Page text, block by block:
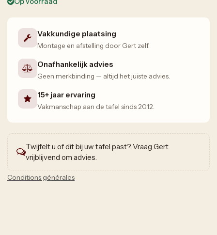
Vakkundige plaatsing
Montage en afstelling door Gert zelf.
Onafhankelijk advies
Geen merkbinding — altijd het juiste advies.
15+ jaar ervaring
Vakmanschap aan de tafel sinds 2012.
Twijfelt u of dit bij uw tafel past? Vraag Gert
vrijblijvend om advies.
Conditions générales